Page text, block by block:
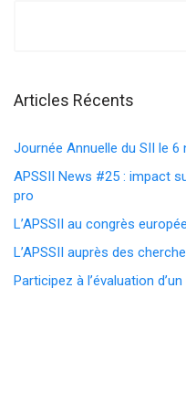
Articles Récents
Journée Annuelle du SII le 6
APSSII News #25 : impact
pro
L’APSSII au congrès
L’APSSII auprès des
Participez à l’évaluation